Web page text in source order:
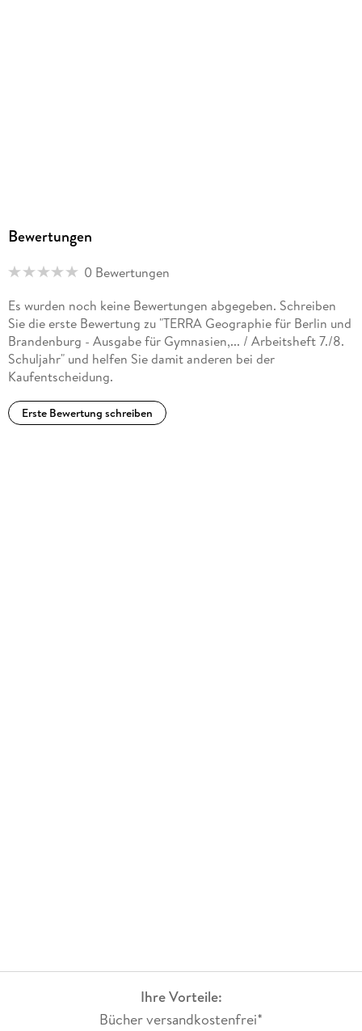
Bewertungen
0 Bewertungen
Es wurden noch keine Bewertungen abgegeben. Schreiben
Sie die erste Bewertung zu "TERRA Geographie für Berlin und
Brandenburg - Ausgabe für Gymnasien,... / Arbeitsheft 7./8.
Schuljahr" und helfen Sie damit anderen bei der
Kaufentscheidung.
Erste Bewertung schreiben
Ihre Vorteile:
Bücher versandkostenfrei*